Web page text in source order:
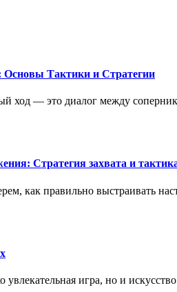
Тактики и Стратегии
ход — это диалог между
Стратегия захвата и
как правильно выстраивать
игра, но и